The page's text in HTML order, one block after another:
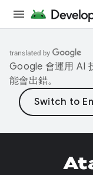
Google 會運用 AI
能會出錯。